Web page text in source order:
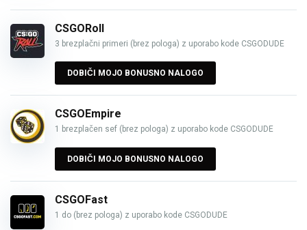
CSGORoll
3 brezplačni primeri (brez pologa) z uporabo kode CSGODUDE
DOBIČI MOJO BONUSNO NALOGO
CSGOEmpire
1 brezplačen sef (brez pologa) z uporabo kode CSGODUDE
DOBIČI MOJO BONUSNO NALOGO
CSGOFast
1 do (brez pologa) z uporabo kode CSGODUDE